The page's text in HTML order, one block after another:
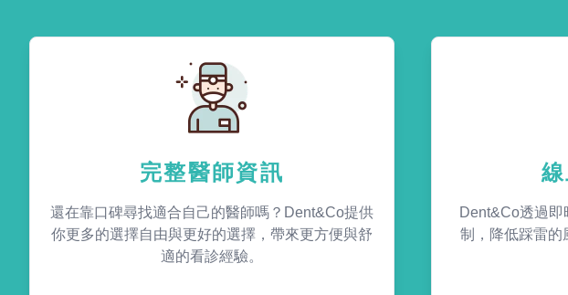
完整醫師資訊
還在靠口碑尋找適合自己的醫師嗎？Dent&Co提供
你更多的選擇自由與更好的選擇，帶來更方便與舒
適的看診經驗。
Dent&Co透過
制，降低踩雷的